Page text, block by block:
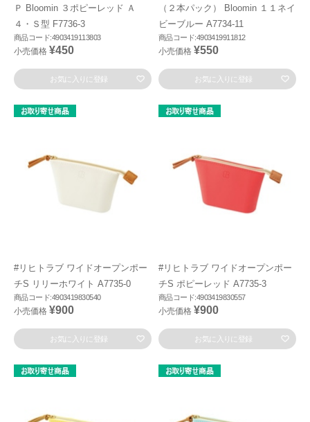
Ｐ Bloomin ３ポピーレッド Ａ
４・Ｓ型 F7736-3
商品コード:4903419113803
小売価格 ¥450
お気に入りに登録
（２本パック） Bloomin １１ネイ
ビーブルー A7734-11
商品コード:4903419911812
小売価格 ¥550
お気に入りに登録
#リヒトラブ ワイドオープンポー
チS リリーホワイト A7735-0
商品コード:4903419830540
小売価格 ¥900
お気に入りに登録
#リヒトラブ ワイドオープンポー
チS ポピーレッド A7735-3
商品コード:4903419830557
小売価格 ¥900
お気に入りに登録